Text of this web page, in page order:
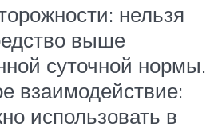
нельзя
выше
суточной нормы.
взаимодействие:
использовать в